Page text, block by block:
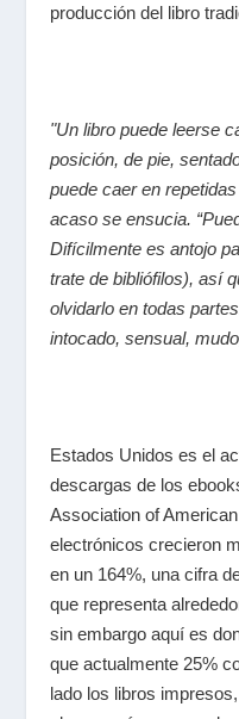
producción del libro
"Un libro puede leerse
posición, de pie,
puede caer en
acaso se ensucia.
Difícilmente es antojo
trate de bibliófilos), así
olvidarlo en todas
intocado, sensual,
Estados Unidos es el
descargas de los
Association of
electrónicos crecieron
en un 164%, una cifra
que representa
sin embargo aquí es
que actualmente 25%
lado los libros